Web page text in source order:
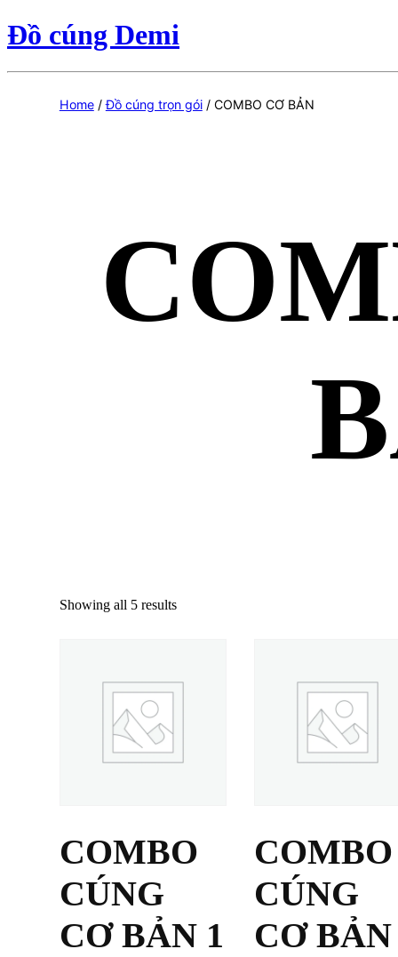
Đồ cúng Demi
Home/Đồ cúng trọn gói/ COMBO CƠ BẢN
Showing all 5 results
COMBO
CÚNG
CƠ BẢN 1
COMBO
CÚNG
CƠ BẢN